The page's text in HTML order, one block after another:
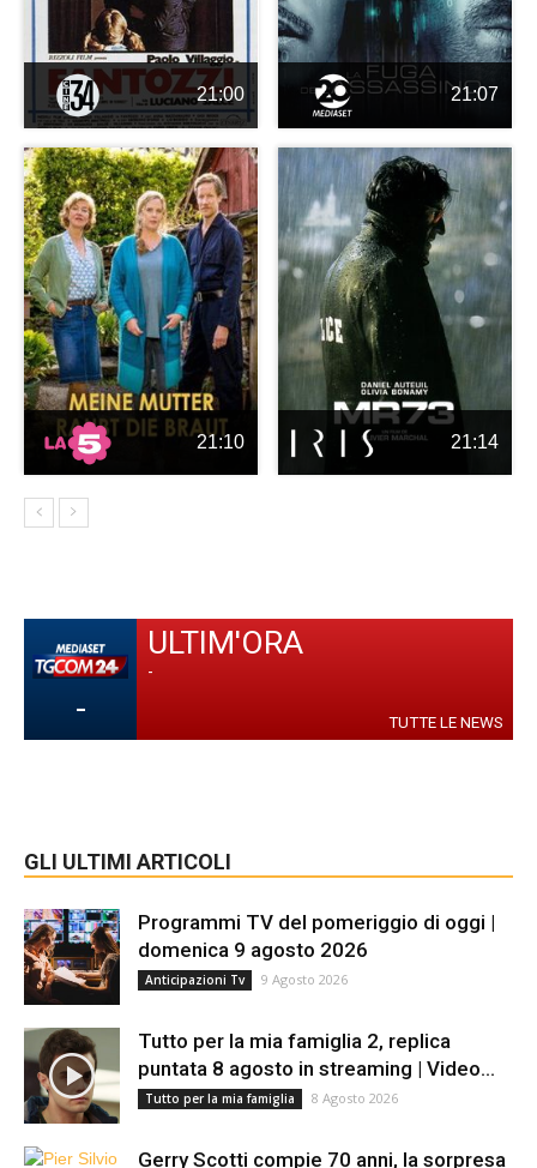
21:00 21:07
21:10 21:14
-
ULTIM'ORA
-
TUTTE LE NEWS
GLI ULTIMI ARTICOLI
Programmi TV del pomeriggio di oggi |
domenica 9 agosto 2026
Anticipazioni Tv 9 Agosto 2026
Tutto per la mia famiglia 2, replica
puntata 8 agosto in streaming | Video...
Tutto per la mia famiglia 8 Agosto 2026
Gerry Scotti compie 70 anni, la sorpresa